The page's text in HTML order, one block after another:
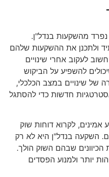
נפרד מהשקעות בנדל"ן.
ולתכנן את ההשקעות שלהם
לעקוב אחרי שינויים
להשפיע על הביקוש
שינויים במצב הכלכלי,
חדשות כדי להסתגל
אמינים, לקרוא דוחות שוק
השקעה בנדל"ן היא לא רק
שבהם השוק הולך.
יותר ולמנוע הפסדים